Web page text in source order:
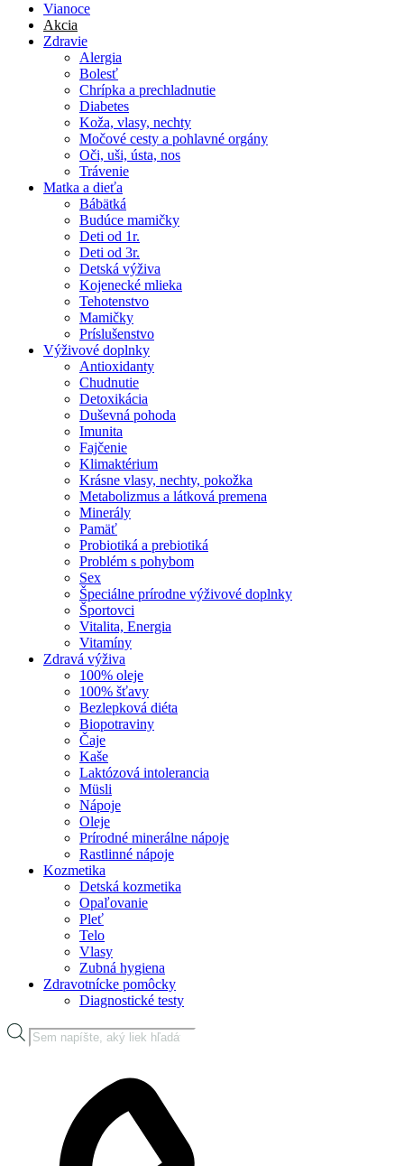
Vianoce
Akcia
Zdravie
Alergia
Bolesť
Chrípka a prechladnutie
Diabetes
Koža, vlasy, nechty
Močové cesty a pohlavné orgány
Oči, uši, ústa, nos
Trávenie
Matka a dieťa
Bábätká
Budúce mamičky
Deti od 1r.
Deti od 3r.
Detská výživa
Kojenecké mlieka
Tehotenstvo
Mamičky
Príslušenstvo
Výživové doplnky
Antioxidanty
Chudnutie
Detoxikácia
Duševná pohoda
Imunita
Fajčenie
Klimaktérium
Krásne vlasy, nechty, pokožka
Metabolizmus a látková premena
Minerály
Pamäť
Probiotiká a prebiotiká
Problém s pohybom
Sex
Špeciálne prírodne výživové doplnky
Športovci
Vitalita, Energia
Vitamíny
Zdravá výživa
100% oleje
100% šťavy
Bezlepková diéta
Biopotraviny
Čaje
Kaše
Laktózová intolerancia
Müsli
Nápoje
Oleje
Prírodné minerálne nápoje
Rastlinné nápoje
Kozmetika
Detská kozmetika
Opaľovanie
Pleť
Telo
Vlasy
Zubná hygiena
Zdravotnícke pomôcky
Diagnostické testy
Products
search